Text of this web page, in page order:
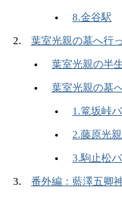
8.金谷駅
葉室光親の墓へ行
葉室光親の半
葉室光親の墓
1.篭坂峠
2.藤原光
3.駒止松
番外編：藍澤五卿